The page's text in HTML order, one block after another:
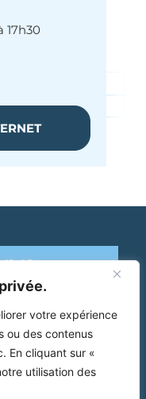
votre expérience
ou des contenus
En cliquant sur «
utilisation des
17h30
46